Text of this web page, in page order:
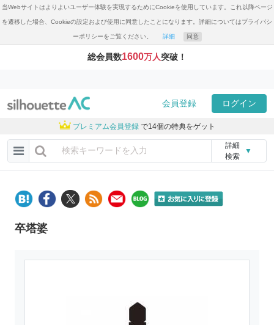
当Webサイトはよりよいユーザー体験を実現するためにCookieを使用しています。これ以降ページ
を遷移した場合、Cookieの設定および使用に同意したことになります。詳細についてはプライバシ
ーポリシーをご覧ください。 詳細 同意
総会員数1600万人突破！
会員登録 ログイン
プレミアム会員登録 で14個の特典をゲット
詳細
検索
▼
卒塔婆